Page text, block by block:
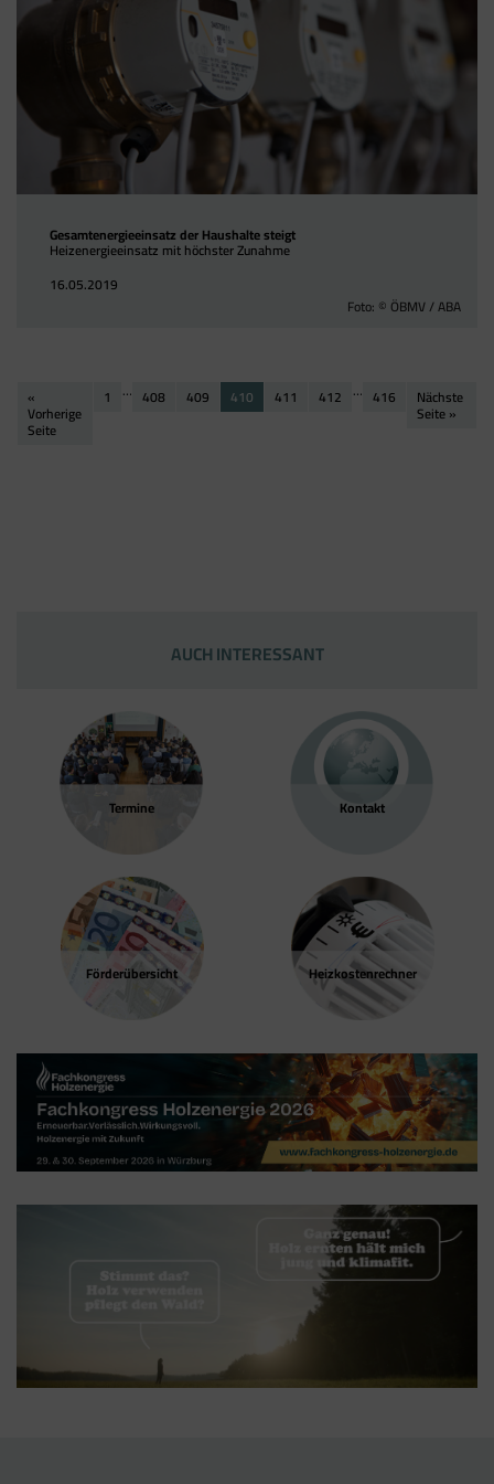
Foto: © ÖBMV / ABA
Gesamtenergieeinsatz der Haushalte steigt
Heizenergieeinsatz mit höchster Zunahme
16.05.2019
«
Vorherige
Seite
1 … 408 409 410 411 412 … 416 Nächste
Seite »
Termine Kontakt
Förder­übersicht Heizkosten­rechner
AUCH INTERESSANT
Google Tag Manager
Der Google Tag Manager setzt keine Cookies
(im leeren Zustand). Der Tag Manager ist nur
ein "Container", über den Sie u.a. verschiedene
Tracking- und Remarketing-Codes gebündelt
einbauen können. Wenn Sie beispielsweise
Google Analytics über den Tag Manager
einbinden, werden Cookies gesetzt. Diese
und nicht vom Tag Manager selbst.